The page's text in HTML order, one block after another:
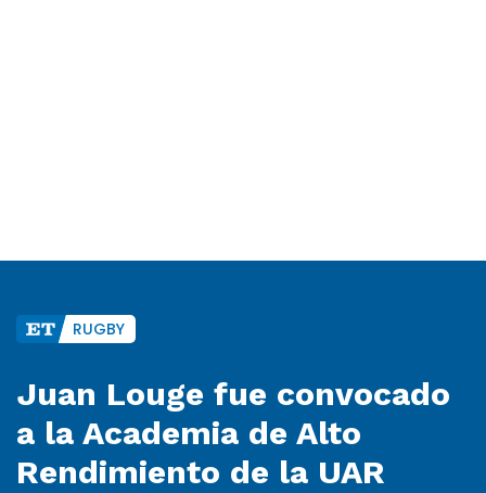
RUGBY
Juan Louge fue convocado
a la Academia de Alto
Rendimiento de la UAR